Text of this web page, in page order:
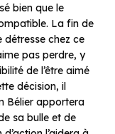
bien que le
La fin de
chez ce
pas perdre, y
de l’être aimé
décision, il
Bélier apportera
sa bulle et de